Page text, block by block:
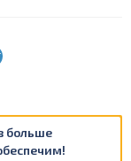
больше